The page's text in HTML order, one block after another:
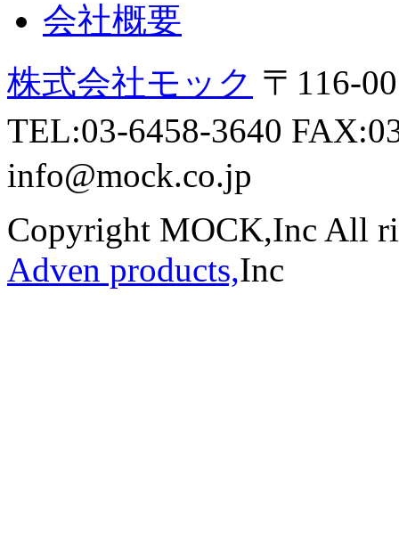
会社概要
株式会社モック 〒116-
TEL:03-6458-3640
info@mock.co.jp
Copyright MOCK,Inc All
Adven products,Inc